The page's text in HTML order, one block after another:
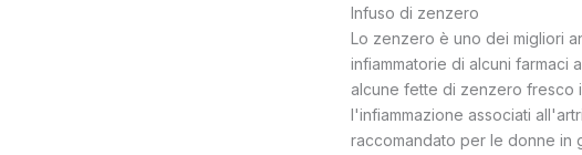
Infuso di zenzero
Lo zenzero è uno dei migliori
infiammatorie di alcuni farmaci
alcune fette di zenzero fresco
l'infiammazione associati
raccomandato per le donne in